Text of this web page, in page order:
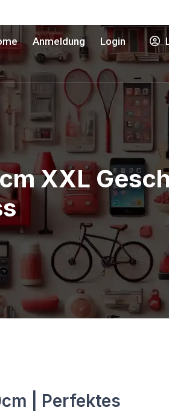
Anmeldung Login
XXL
| Perfektes